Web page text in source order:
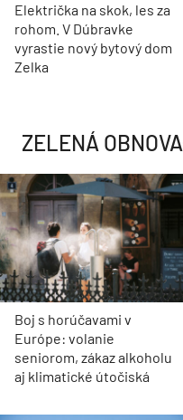
Električka na skok, les za
rohom. V Dúbravke
vyrastie nový bytový dom
Zelka
ZELENÁ OBNOVA
Boj s horúčavami v
Európe: volanie
seniorom, zákaz alkoholu
aj klimatické útočiská